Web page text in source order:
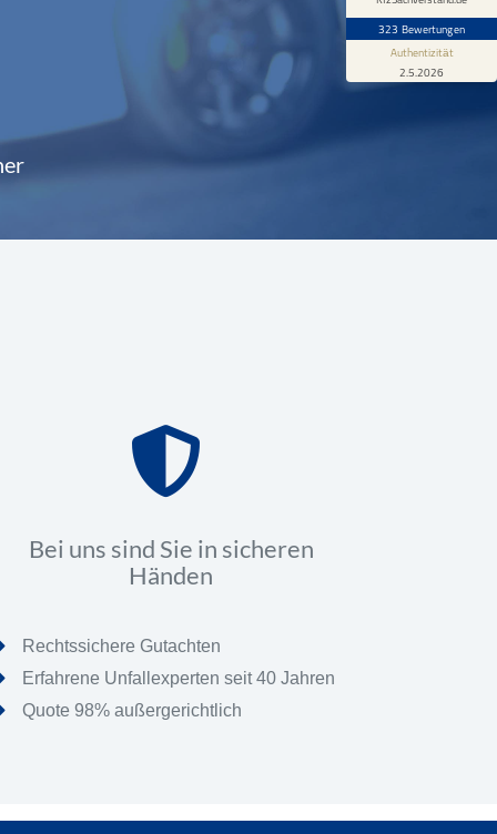
Bei uns sind Sie in sicheren
Händen
Rechtssichere Gutachten
Erfahrene Unfallexperten seit 40 Jahren
Quote 98% außergerichtlich
323 Bewertungen
Authentizität
2.5.2026